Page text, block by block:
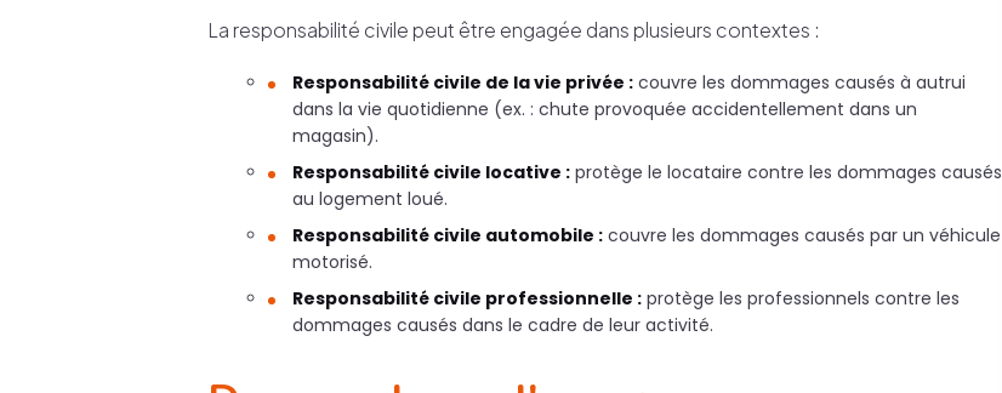
La responsabilité civile peut être engagée dans plusieurs contextes :
Responsabilité civile de la vie privée : couvre les dommages causés à autrui
dans la vie quotidienne (ex. : chute provoquée accidentellement dans un
magasin).
Responsabilité civile locative : protège le locataire contre les dommages causés
au logement loué.
Responsabilité civile automobile : couvre les dommages causés par un véhicule
motorisé.
Responsabilité civile professionnelle : protège les professionnels contre les
dommages causés dans le cadre de leur activité.